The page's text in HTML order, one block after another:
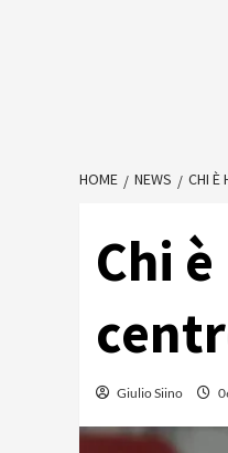
HOME NEWS CHI È
Chi
Giulio Siino